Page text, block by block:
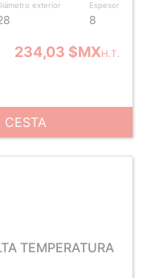
exterior Espesor
8
234,03 $MXH.T.
TEMPERATURA